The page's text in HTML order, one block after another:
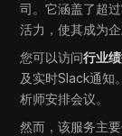
司。它涵盖了超过
活力，使其成为
您可以访问行业
及实时Slack通知
析师安排会议。
然而，该服务主